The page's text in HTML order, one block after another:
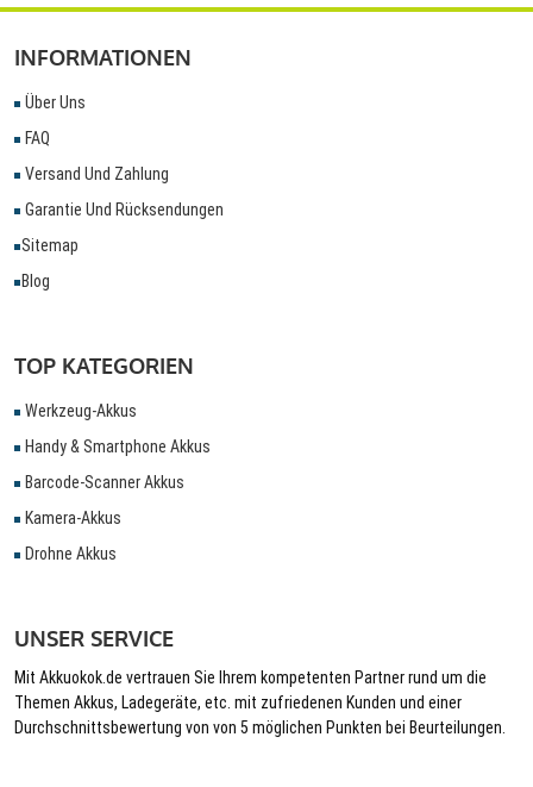
INFORMATIONEN
Über Uns
FAQ
Versand Und Zahlung
Garantie Und Rücksendungen
Sitemap
Blog
TOP KATEGORIEN
Werkzeug-Akkus
Handy & Smartphone Akkus
Barcode-Scanner Akkus
Kamera-Akkus
Drohne Akkus
UNSER SERVICE
Mit Akkuokok.de vertrauen Sie Ihrem kompetenten Partner rund um die
Themen Akkus, Ladegeräte, etc. mit zufriedenen Kunden und einer
Durchschnittsbewertung von von 5 möglichen Punkten bei Beurteilungen.